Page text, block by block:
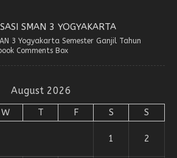
SMAN 3 YOGYAKARTA
3 Yogyakarta Semester Ganjil Tahun
Comments Box
August 2026
W T F S S
1 2